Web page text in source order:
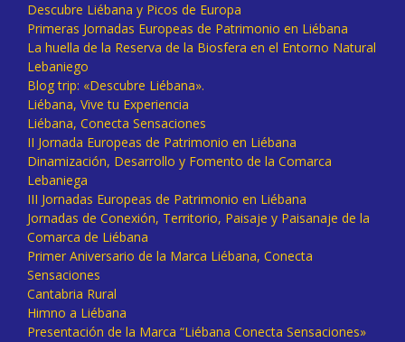
Descubre Liébana y Picos de Europa
Primeras Jornadas Europeas de Patrimonio en Liébana
La huella de la Reserva de la Biosfera en el Entorno Natural
Lebaniego
Blog trip: «Descubre Liébana».
Liébana, Vive tu Experiencia
Liébana, Conecta Sensaciones
II Jornada Europeas de Patrimonio en Liébana
Dinamización, Desarrollo y Fomento de la Comarca
Lebaniega
III Jornadas Europeas de Patrimonio en Liébana
Jornadas de Conexión, Territorio, Paisaje y Paisanaje de la
Comarca de Liébana
Primer Aniversario de la Marca Liébana, Conecta
Sensaciones
Cantabria Rural
Himno a Liébana
Presentación de la Marca “Liébana Conecta Sensaciones»